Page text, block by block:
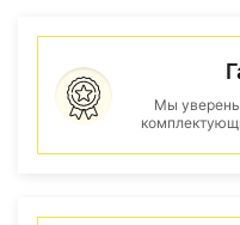
Мы уверены